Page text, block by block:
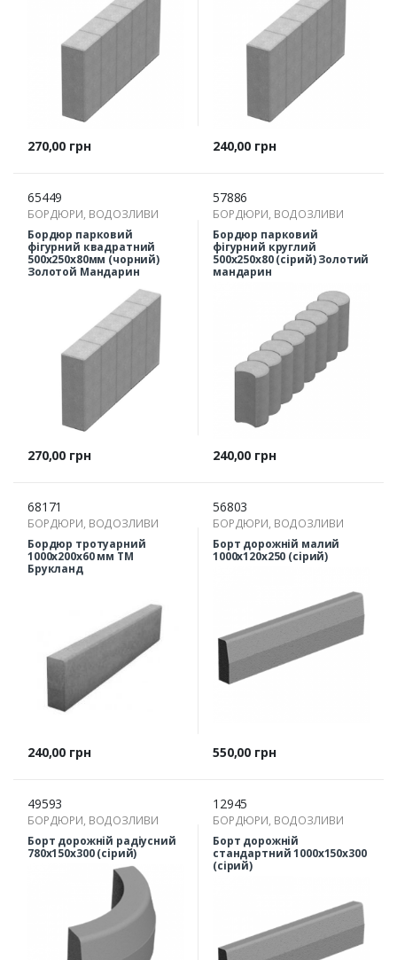
Ціна
270,00 грн Ціна
240,00 грн
65449
БОРДЮРИ, ВОДОЗЛИВИ
Бордюр парковий
фігурний квадратний
500х250х80мм (чорний)
Золотой Мандарин
Ціна
270,00 грн
57886
БОРДЮРИ, ВОДОЗЛИВИ
Бордюр парковий
фігурний круглий
500х250х80 (сірий) Золотий
мандарин
Ціна
240,00 грн
68171
БОРДЮРИ, ВОДОЗЛИВИ
Бордюр тротуарний
1000х200х60 мм ТМ
Брукланд
Ціна
240,00 грн
56803
БОРДЮРИ, ВОДОЗЛИВИ
Борт дорожній малий
1000х120х250 (сірий)
Ціна
550,00 грн
49593
БОРДЮРИ, ВОДОЗЛИВИ
Борт дорожній радіусний
780х150х300 (сірий)
12945
БОРДЮРИ, ВОДОЗЛИВИ
Борт дорожній
стандартний 1000х150х300
(сірий)